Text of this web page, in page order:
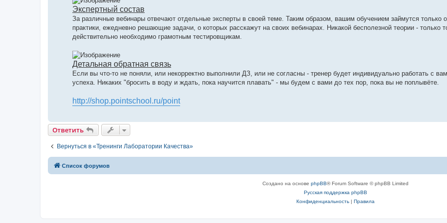
Экспертный состав
За различные вебинары отвечают отдельные эксперты в своей теме. Таким образом, вашим обучением займутся только
практики, ежедневно решающие задачи, о которых расскажут на своих вебинарах. Никакой бесполезной теории - только
действительно необходимо грамотным тестировщикам.
Детальная обратная связь
Если вы что-то не поняли, или некорректно выполнили ДЗ, или не согласны - тренер будет индивидуально работать с
успеха. Никаких "бросить в воду и ждать, пока научится плавать" - мы будем с вами до тех пор, пока вы не поплывёте.
http://shop.pointschool.ru/point
Ответить
Вернуться в «Тренинги Лаборатории Качества»
Список форумов
Создано на основе phpBB® Forum Software © phpBB Limited
Русская поддержка phpBB
Конфиденциальность| Правила